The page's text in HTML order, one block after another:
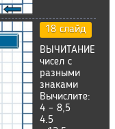
18 слайд
ВЫЧИТАНИЕ
чисел с
разными
знаками
Вычислите:
4 – 8,5
4.5